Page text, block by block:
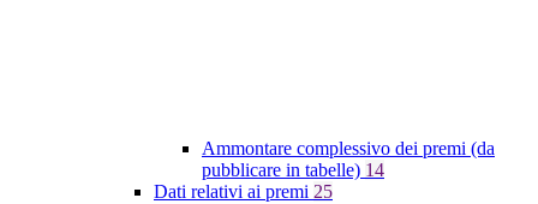
Ammontare complessivo dei premi (da
pubblicare in tabelle) 14
Dati relativi ai premi 25